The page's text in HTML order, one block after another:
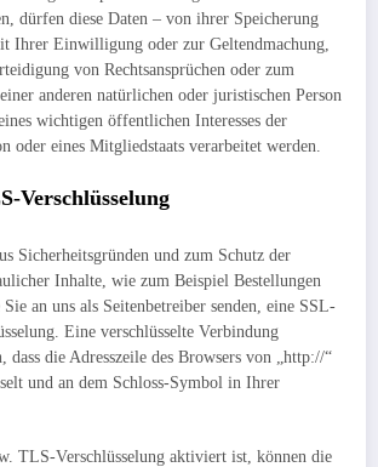
dürfen diese Daten – von ihrer Speicherung
Ihrer Einwilligung oder zur Geltendmachung,
von Rechtsansprüchen oder zum
anderen natürlichen oder juristischen Person
wichtigen öffentlichen Interesses der
oder eines Mitgliedstaats verarbeitet werden.
Verschlüsselung
Sicherheitsgründen und zum Schutz der
Inhalte, wie zum Beispiel Bestellungen
an uns als Seitenbetreiber senden, eine SSL-
Eine verschlüsselte Verbindung
dass die Adresszeile des Browsers von „http://“
und an dem Schloss-Symbol in Ihrer
TLS-Verschlüsselung aktiviert ist, können die